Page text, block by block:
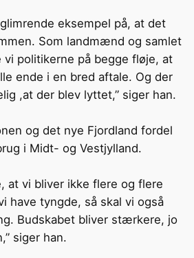
eksempel på, at det
Som landmænd og samlet
politikerne på begge fløje, at
ende i en bred aftale. Og der
,at der blev lyttet,” siger han.
og det nye Fjordland fordel
i Midt- og Vestjylland.
at vi bliver ikke flere og flere
have tyngde, så skal vi også
Budskabet bliver stærkere, jo
siger han.